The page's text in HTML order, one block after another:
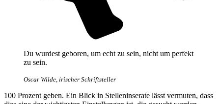
Du wurdest geboren, um echt zu sein, nicht um perfekt
zu sein.
Oscar Wilde, irischer Schriftsteller
100 Prozent geben. Ein Blick in Stelleninserate lässt vermuten, dass